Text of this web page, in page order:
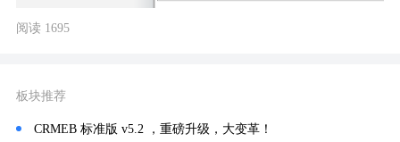
阅读 1695
板块推荐
CRMEB 标准版 v5.2 ，重磅升级，大变革！